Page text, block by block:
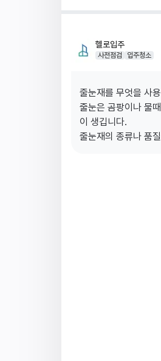
헬로입주
사전점검 입주청소
줄눈재를 무엇을 사
줄눈은 곰팡이나 물
이 생깁니다.
줄눈재의 종류나 품